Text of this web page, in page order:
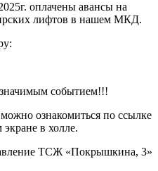
оплачены авансы на
лифтов в нашем МКД.
значимым событием!!!
ознакомиться по ссылке
в холле.
ТСЖ «Покрышкина, 3»